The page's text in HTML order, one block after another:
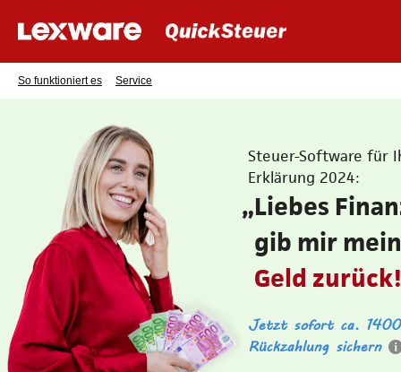
So funktioniert es Service
Steuer-Software für
Erklärung 2024:
„Liebes
gib mir mein
Geld zurück!
Jetzt sofort ca.
Rückzahlung sichern